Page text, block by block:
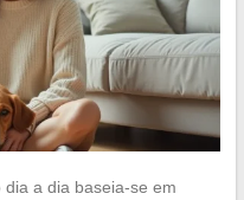
a dia baseia-se em